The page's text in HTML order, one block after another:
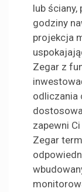
lub
godziny
projekcja
Zegar z
odliczania
zapewni
Zegar